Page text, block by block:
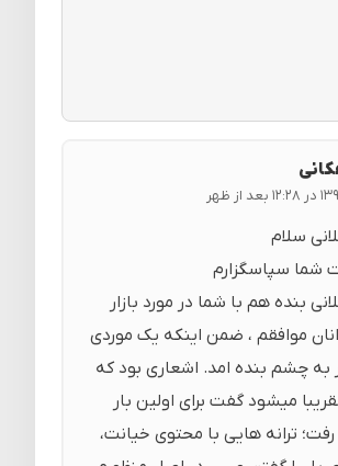
سلام
شما سپاسگزارم
بنده هم با شما در مورد بازار
موافقم ، ضمن اینکه یک موردی
به چشم بنده امد. اشعاری بود که
میشود گفت برای اولین بار
رفت؛ ترانه هایی با محتوی خیانت،